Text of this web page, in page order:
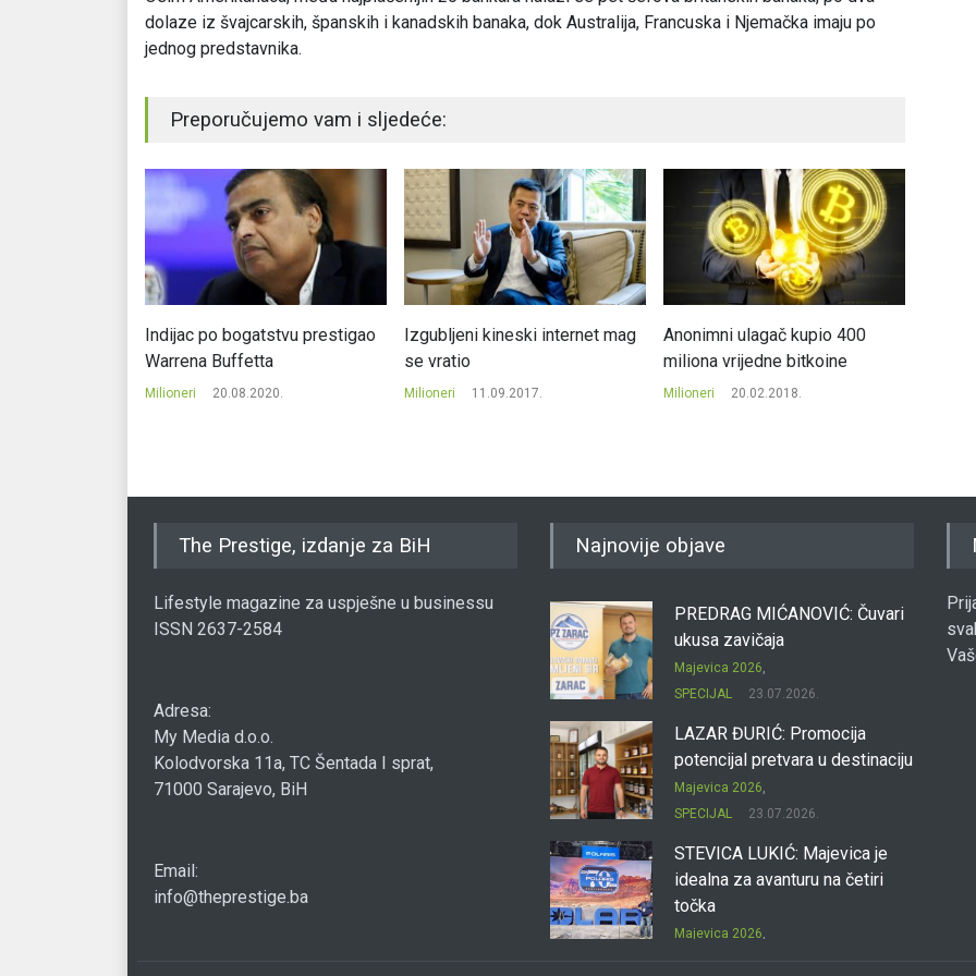
dolaze iz švajcarskih, španskih i kanadskih banaka, dok Australija, Francuska i Njemačka imaju po
jednog predstavnika.
Preporučujemo vam i sljedeće:
Indijac po bogatstvu prestigao
Warrena Buffetta
Milioneri 20.08.2020.
Izgubljeni kineski internet mag
se vratio
Milioneri 11.09.2017.
Anonimni ulagač kupio 400
miliona vrijedne bitkoine
Milioneri 20.02.2018.
The Prestige, izdanje za BiH
Lifestyle magazine za uspješne u businessu
ISSN 2637-2584
Adresa:
My Media d.o.o.
Kolodvorska 11a, TC Šentada I sprat,
71000 Sarajevo, BiH
Email:
info@theprestige.ba
Najnovije objave
PREDRAG MIĆANOVIĆ: Čuvari
ukusa zavičaja
Majevica 2026
SPECIJAL
23.07.2026.
LAZAR ĐURIĆ: Promocija
potencijal pretvara u destinaciju
Majevica 2026
SPECIJAL
23.07.2026.
STEVICA LUKIĆ: Majevica je
idealna za avanturu na četiri
točka
Majevica 2026